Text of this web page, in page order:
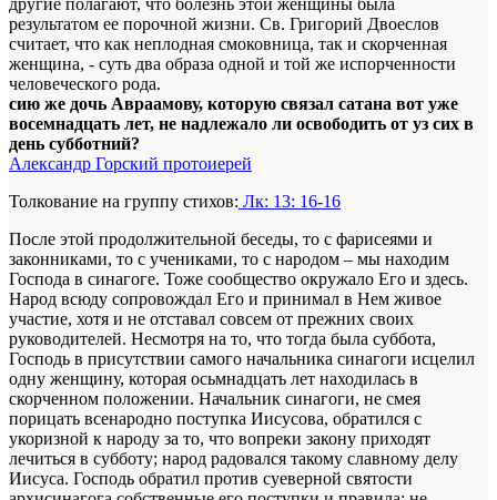
другие полагают, что болезнь этой женщины была
результатом ее порочной жизни. Св. Григорий Двоеслов
считает, что как неплодная смоковница, так и скорченная
женщина, - суть два образа одной и той же испорченности
человеческого рода.
сию же дочь Авраамову, которую связал сатана вот уже
восемнадцать лет, не надлежало ли освободить от уз сих в
день субботний?
Александр Горский протоиерей
Толкование на группу стихов: Лк: 13: 16-16
После этой продолжительной беседы, то с фарисеями и
законниками, то с учениками, то с народом – мы находим
Господа в синагоге. Тоже сообщество окружало Его и здесь.
Народ всюду сопровождал Его и принимал в Нем живое
участие, хотя и не отставал совсем от прежних своих
руководителей. Несмотря на то, что тогда была суббота,
Господь в присутствии самого начальника синагоги исцелил
одну женщину, которая осьмнадцать лет находилась в
скорченном положении. Начальник синагоги, не смея
порицать всенародно поступка Иисусова, обратился с
укоризной к народу за то, что вопреки закону приходят
лечиться в субботу; народ радовался такому славному делу
Иисуса. Господь обратил против суеверной святости